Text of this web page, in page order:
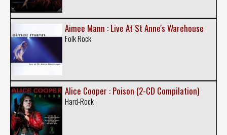
Aimee Mann : Live At St Anne's Warehouse
Folk Rock
Alice Cooper : Poison (2-CD Compilation)
Hard-Rock